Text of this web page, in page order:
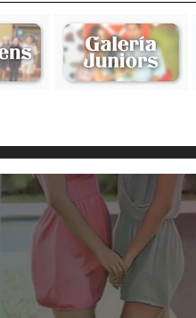
y Arana